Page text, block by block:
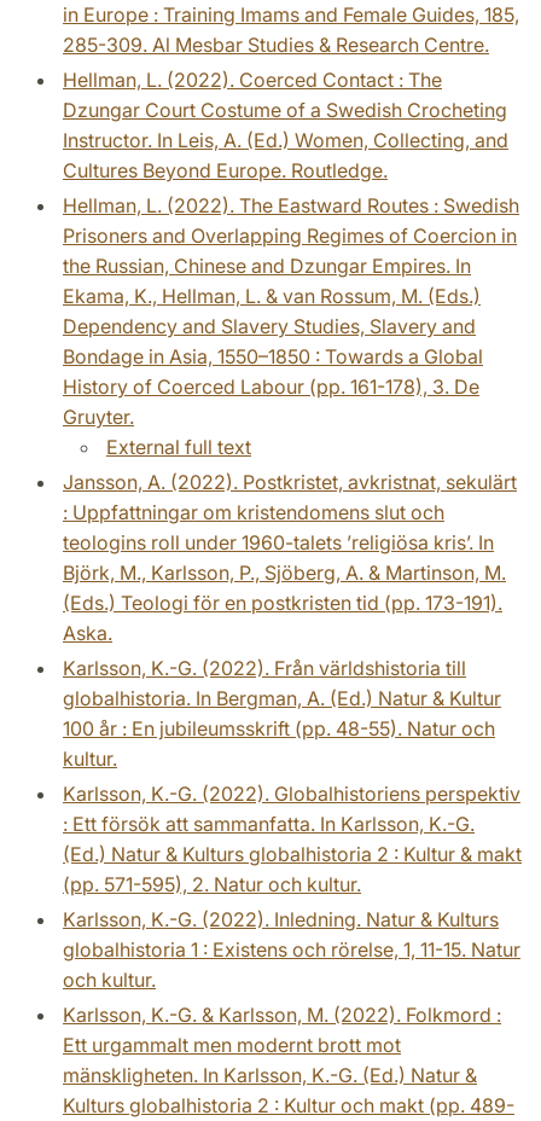
in Europe : Training Imams and Female Guides, 185,
285-309. Al Mesbar Studies & Research Centre.
Hellman, L. (2022). Coerced Contact : The
Dzungar Court Costume of a Swedish Crocheting
Instructor. In Leis, A. (Ed.) Women, Collecting, and
Cultures Beyond Europe. Routledge.
Hellman, L. (2022). The Eastward Routes : Swedish
Prisoners and Overlapping Regimes of Coercion in
the Russian, Chinese and Dzungar Empires. In
Ekama, K., Hellman, L. & van Rossum, M. (Eds.)
Dependency and Slavery Studies, Slavery and
Bondage in Asia, 1550–1850 : Towards a Global
History of Coerced Labour (pp. 161-178), 3. De
Gruyter.
External full text
Jansson, A. (2022). Postkristet, avkristnat, sekulärt
: Uppfattningar om kristendomens slut och
teologins roll under 1960-talets ’religiösa kris’. In
Björk, M., Karlsson, P., Sjöberg, A. & Martinson, M.
(Eds.) Teologi för en postkristen tid (pp. 173-191).
Aska.
Karlsson, K.-G. (2022). Från världshistoria till
globalhistoria. In Bergman, A. (Ed.) Natur & Kultur
100 år : En jubileumsskrift (pp. 48-55). Natur och
kultur.
Karlsson, K.-G. (2022). Globalhistoriens perspektiv
: Ett försök att sammanfatta. In Karlsson, K.-G.
(Ed.) Natur & Kulturs globalhistoria 2 : Kultur & makt
(pp. 571-595), 2. Natur och kultur.
Karlsson, K.-G. (2022). Inledning. Natur & Kulturs
globalhistoria 1 : Existens och rörelse, 1, 11-15. Natur
och kultur.
Karlsson, K.-G. & Karlsson, M. (2022). Folkmord :
Ett urgammalt men modernt brott mot
mänskligheten. In Karlsson, K.-G. (Ed.) Natur &
Kulturs globalhistoria 2 : Kultur och makt (pp. 489-